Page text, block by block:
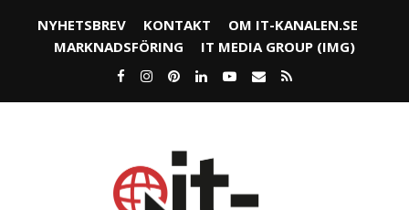
NYHETSBREV KONTAKT
OM IT-KANALEN.SE
MARKNADSFÖRING
IT MEDIA GROUP (IMG)